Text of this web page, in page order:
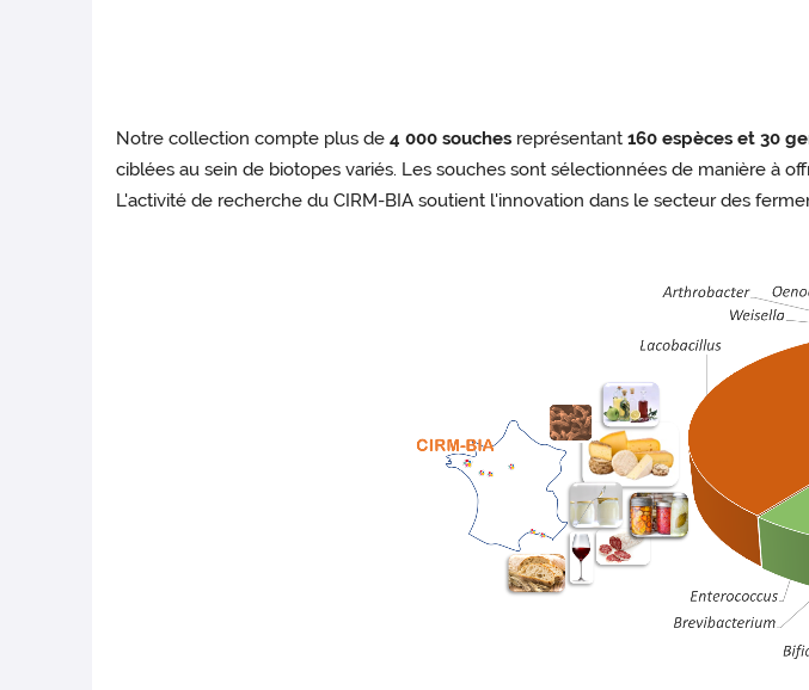
Notre collection compte plus de4 000 souches représentant160 espèces et 30
ciblées au sein de biotopes variés. Les souches sont sélectionnées de manière à
L'activité de recherche du CIRM-BIA soutient l'innovation dans le secteur des